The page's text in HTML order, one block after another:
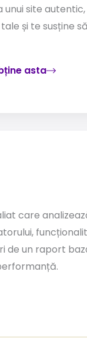
unui site
și te susține
asta
care
de un raport